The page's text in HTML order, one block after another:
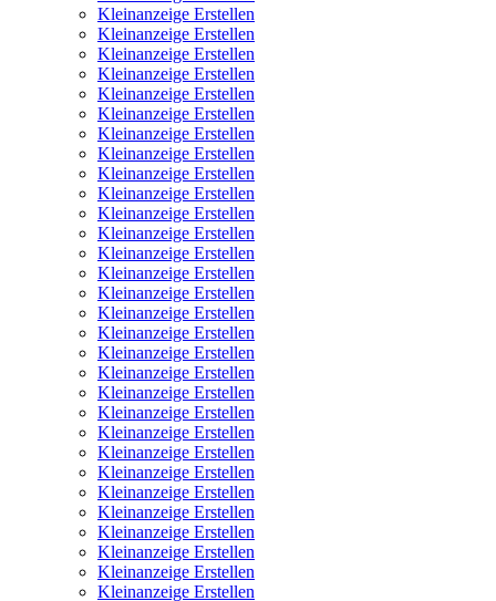
Kleinanzeige Erstellen
Kleinanzeige Erstellen
Kleinanzeige Erstellen
Kleinanzeige Erstellen
Kleinanzeige Erstellen
Kleinanzeige Erstellen
Kleinanzeige Erstellen
Kleinanzeige Erstellen
Kleinanzeige Erstellen
Kleinanzeige Erstellen
Kleinanzeige Erstellen
Kleinanzeige Erstellen
Kleinanzeige Erstellen
Kleinanzeige Erstellen
Kleinanzeige Erstellen
Kleinanzeige Erstellen
Kleinanzeige Erstellen
Kleinanzeige Erstellen
Kleinanzeige Erstellen
Kleinanzeige Erstellen
Kleinanzeige Erstellen
Kleinanzeige Erstellen
Kleinanzeige Erstellen
Kleinanzeige Erstellen
Kleinanzeige Erstellen
Kleinanzeige Erstellen
Kleinanzeige Erstellen
Kleinanzeige Erstellen
Kleinanzeige Erstellen
Kleinanzeige Erstellen